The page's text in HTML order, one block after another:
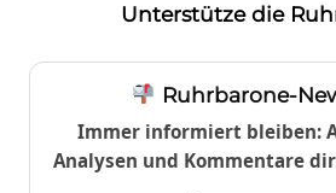
Unterstütze die
Ruhrbarone-
Immer informiert bleiben:
Analysen und Kommentare